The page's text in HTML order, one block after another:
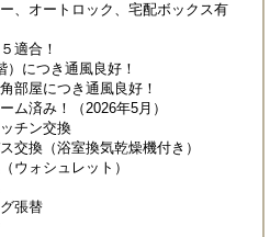
、オートロック、宅配ボックス有
適合！
につき通風良好！
部屋につき通風良好！
ム済み！（2026年5月）
チン交換
交換（浴室換気乾燥機付き）
ウォシュレット）
張替